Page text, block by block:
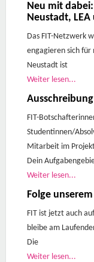
Neu mit
Neustadt, LEA
Das FIT-Netzwerk
engagieren sich für
Neustadt ist
Weiter lesen...
FIT-
Studentinnen/
Mitarbeit im
Dein
Weiter lesen...
Folge
FIT ist jetzt auch
bleibe am
Die
Weiter lesen...